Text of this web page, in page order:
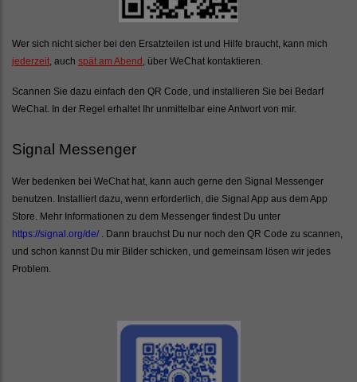
Wer sich nicht sicher bei den Ersatzteilen ist und Hilfe braucht, kann mich
jederzeit , auch spät am Abend , über WeChat kontaktieren.
Scannen Sie dazu einfach den QR Code, und installieren Sie bei Bedarf
WeChat. In der Regel erhaltet Ihr unmittelbar eine Antwort von mir.
Signal Messenger
Wer bedenken bei WeChat hat, kann auch gerne den Signal Messenger
benutzen. Installiert dazu, wenn erforderlich, die Signal App aus dem App
Store. Mehr Informationen zu dem Messenger findest Du unter
https://signal.org/de/ . Dann brauchst Du nur noch den QR Code zu scannen,
und schon kannst Du mir Bilder schicken, und gemeinsam lösen wir jedes
Problem.